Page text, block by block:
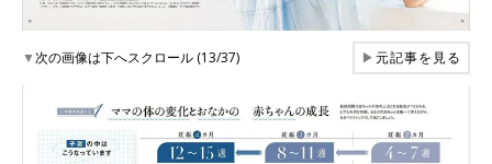
▼次の画像は下へスクロール (13/37) ▶元記事を見る